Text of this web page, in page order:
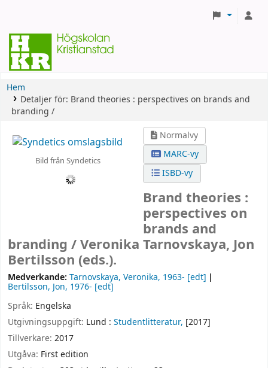
Hem
Detaljer för: Brand theories : perspectives on brands and
branding /
Bild från Syndetics
Normalvy
MARC-vy
ISBD-vy
Brand theories :
perspectives on
brands and
branding /Veronika Tarnovskaya, Jon
Bertilsson (eds.).
Medverkande: Tarnovskaya, Veronika, 1963- [edt]
Bertilsson, Jon, 1976- [edt]
Språk: Engelska
Utgivningsuppgift: Lund : Studentlitteratur, [2017]
Tillverkare: 2017
Utgåva: First edition